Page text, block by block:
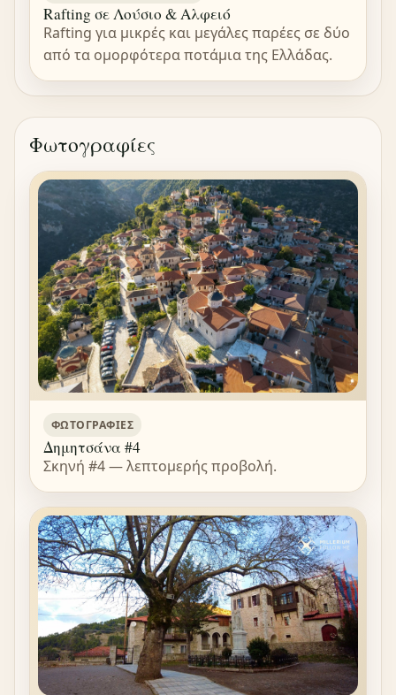
Rafting σε Λούσιο & Αλφειό
Rafting για μικρές και μεγάλες παρέες σε δύο
από τα ομορφότερα ποτάμια της Ελλάδας.
Φωτογραφίες
ΦΩΤΟΓΡΑΦΊΕΣ
Δημητσάνα #4
Σκηνή #4 — λεπτομερής προβολή.